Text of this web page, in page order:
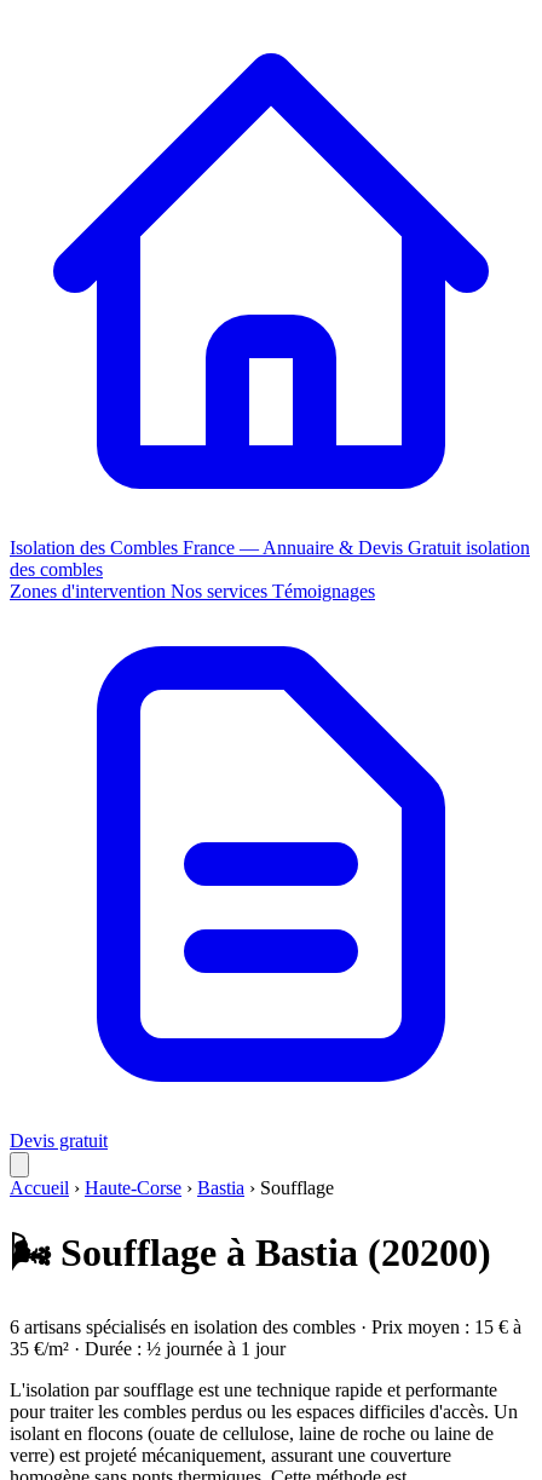
Isolation des Combles France — Annuaire & Devis Gratuit isolation
des combles
Zones d'intervention Nos services Témoignages
Devis gratuit
Accueil › Haute-Corse › Bastia › Soufflage
🌬️ Soufflage à Bastia (20200)
6 artisans spécialisés en isolation des combles · Prix moyen : 15 € à
35 €/m² · Durée : ½ journée à 1 jour
L'isolation par soufflage est une technique rapide et performante
pour traiter les combles perdus ou les espaces difficiles d'accès. Un
isolant en flocons (ouate de cellulose, laine de roche ou laine de
verre) est projeté mécaniquement, assurant une couverture